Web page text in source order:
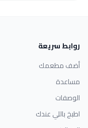
روابط سريعة
أضف مطعمك
مساعدة
الوصفات
اطبخ باللي عندك